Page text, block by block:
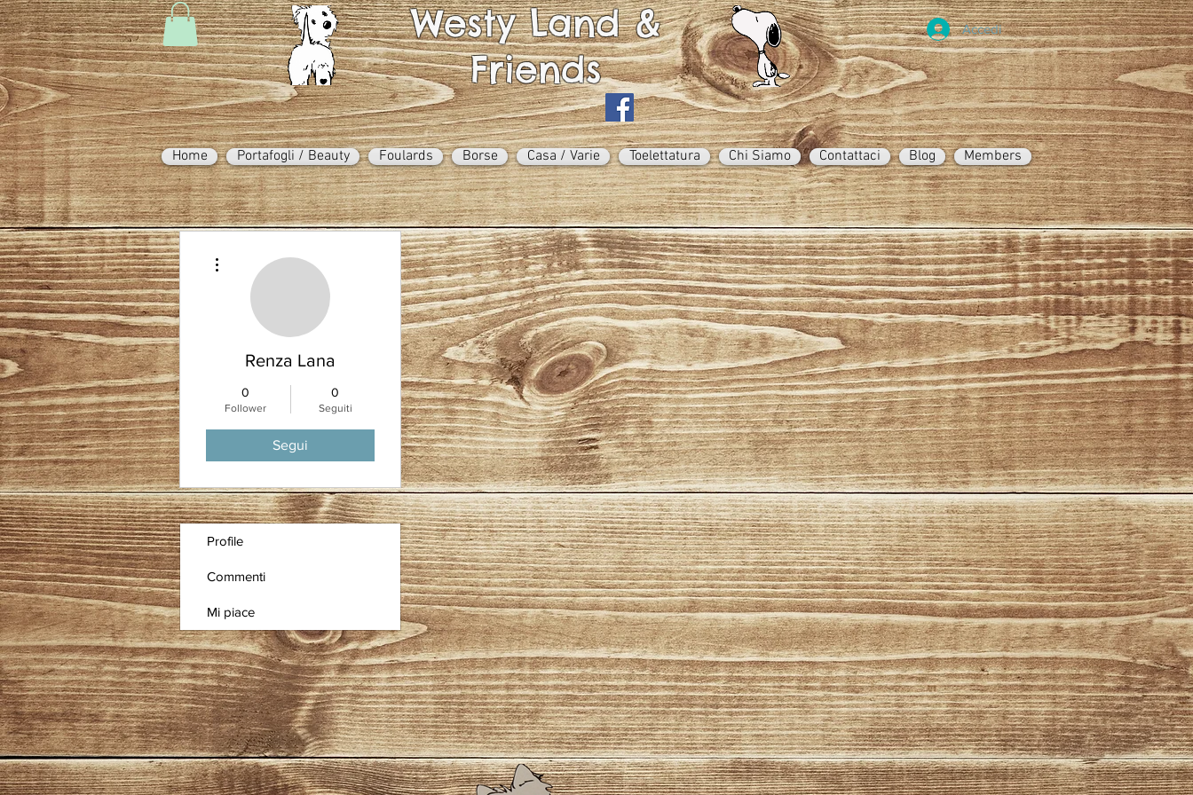
Westy Land &
Friends
Accedi
Home Portafogli / Beauty Foulards Borse Casa / Varie Toelettatura Chi Siamo Contattaci Blog Members
Renza Lana
0
Follower
0
Seguiti
Segui
Profile
Commenti
Mi piace